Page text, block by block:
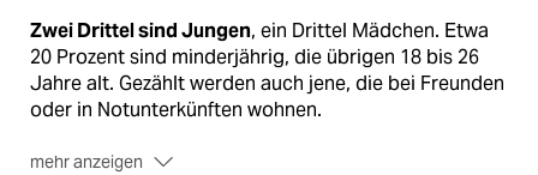
Zwei Drittel sind Jungen, ein Drittel Mädchen. Etwa
20 Prozent sind minderjährig, die übrigen 18 bis 26
Jahre alt. Gezählt werden auch jene, die bei Freunden
oder in Notunterkünften wohnen.
mehr anzeigen